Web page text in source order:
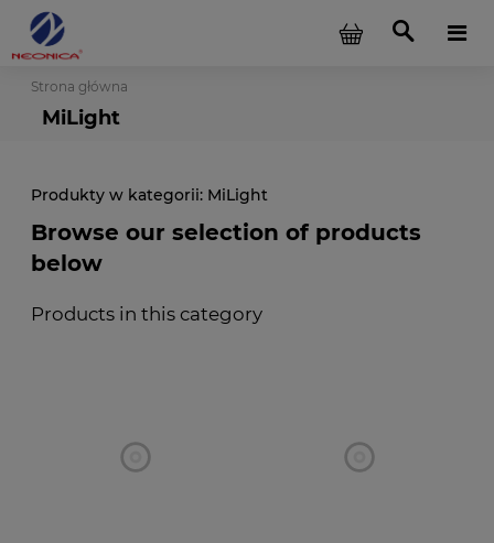
Strona główna
MiLight
MiLight
Browse our selection of products
below
Products in this category